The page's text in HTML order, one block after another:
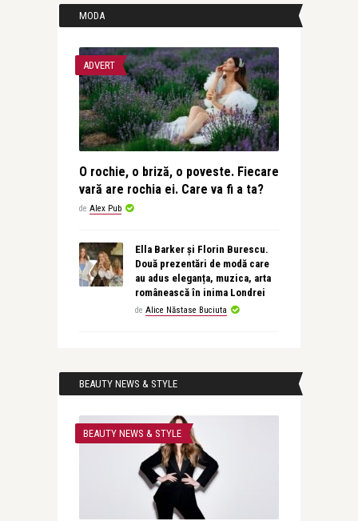
MODA
ADVERT
O rochie, o briză, o poveste. Fiecare
vară are rochia ei. Care va fi a ta?
de Alex Pub
Ella Barker și Florin Burescu.
Două prezentări de modă care
au adus eleganța, muzica, arta
românească în inima Londrei
de Alice Năstase Buciuta
BEAUTY NEWS & STYLE
BEAUTY NEWS & STYLE